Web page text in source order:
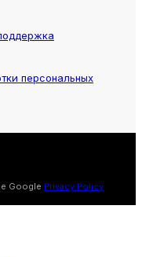
персональных
Google Privacy Policy